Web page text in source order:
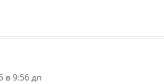
в 9:56 дп